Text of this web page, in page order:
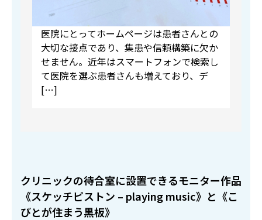
医院にとってホームページは患者さんとの
大切な接点であり、集患や信頼構築に欠か
せません。近年はスマートフォンで検索し
て医院を選ぶ患者さんも増えており、デ
[…]
クリニックの待合室に設置できるモニター作品
《スケッチピストン – playing music》と《こ
びとが住まう黒板》